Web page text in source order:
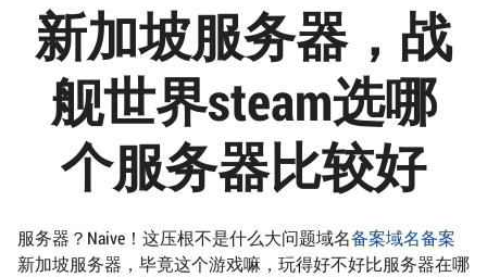
新加坡服务器，战
舰世界steam选哪
个服务器比较好
服务器？Naive！这压根不是什么大问题域名备案域名备案
新加坡服务器，毕竟这个游戏嘛，玩得好不好比服务器在哪